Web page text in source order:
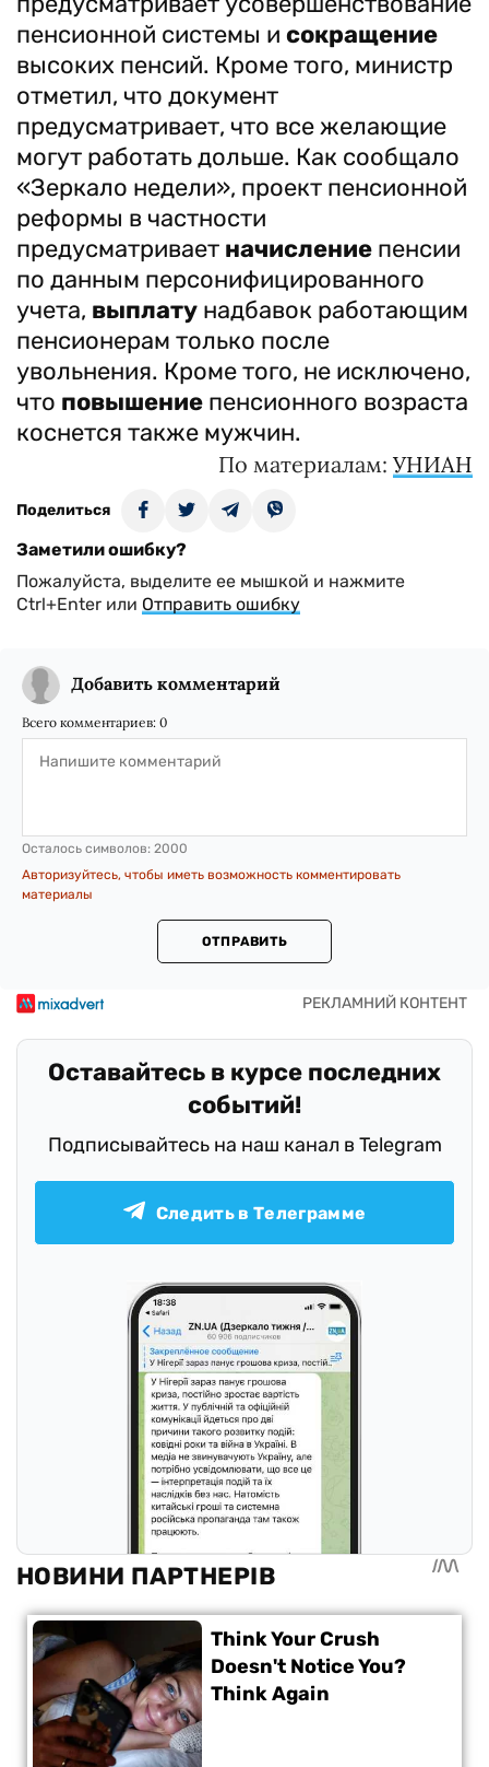
пенсионной системы и сокращение
высоких пенсий. Кроме того, министр
отметил, что документ
предусматривает, что все желающие
могут работать дольше. Как сообщало
«Зеркало недели», проект пенсионной
реформы в частности
предусматривает начисление пенсии
по данным персонифицированного
учета, выплату надбавок работающим
пенсионерам только после
увольнения. Кроме того, не исключено,
что повышение пенсионного возраста
коснется также мужчин.
По материалам: УНИАН
Поделиться
Заметили ошибку?
Пожалуйста, выделите ее мышкой и нажмите
Ctrl+Enter или Отправить ошибку
Добавить комментарий
Всего комментариев: 0
Осталось символов: 2000
Авторизуйтесь, чтобы иметь возможность комментировать
материалы
ОТПРАВИТЬ
Оставайтесь в курсе последних
событий!
Подписывайтесь на наш канал в Telegram
Следить в Телеграмме